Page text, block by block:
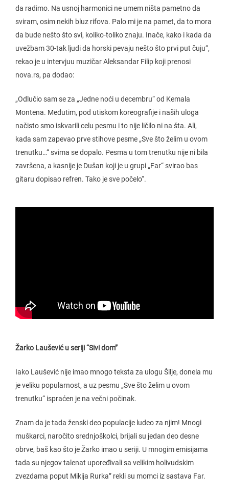
da radimo. Na usnoj harmonici ne umem ništa pametno da
sviram, osim nekih bluz rifova. Palo mi je na pamet, da to mora
da bude nešto što svi, koliko-toliko znaju. Inače, kako i kada da
uvežbam 30-tak ljudi da horski pevaju nešto što prvi put čuju“,
rekao je u intervjuu muzičar Aleksandar Filip koji prenosi
nova.rs, pa dodao:
„Odlučio sam se za „Jedne noći u decembru“ od Kemala
Montena. Međutim, pod utiskom koreografije i naših uloga
načisto smo iskvarili celu pesmu i to nije ličilo ni na šta. Ali,
kada sam zapevao prve stihove pesme „Sve što želim u ovom
trenutku…“ svima se dopalo. Pesma u tom trenutku nije ni bila
završena, a kasnije je Dušan koji je u grupi „Far“ svirao bas
gitaru dopisao refren. Tako je sve počelo“.
Žarko Laušević u seriji “Sivi dom”
Iako Laušević nije imao mnogo teksta za ulogu Šilje, donela mu
je veliku popularnost, a uz pesmu „Sve što želim u ovom
trenutku“ ispraćen je na večni počinak.
Znam da je tada ženski deo populacije ludeo za njim! Mnogi
muškarci, naročito srednjoškolci, brijali su jedan deo desne
obrve, baš kao što je Žarko imao u seriji. U mnogim emisijama
tada su njegov talenat upoređivali sa velikim holivudskim
zvezdama poput Mikija Rurka” rekli su momci iz sastava Far.